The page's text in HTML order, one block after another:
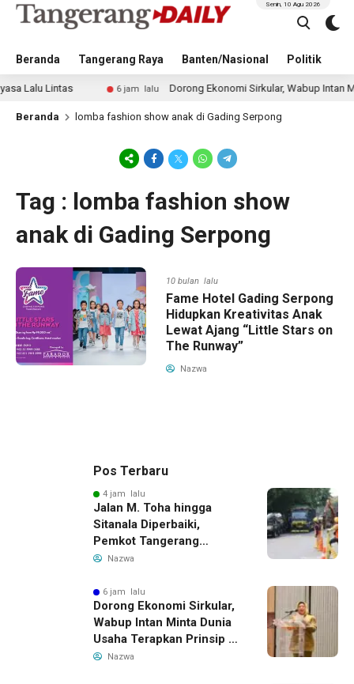
Beranda Tangerang Raya Banten/Nasional Politik
Senin, 10 Agu 2026
Lintas 6 jam lalu Dorong Ekonomi Sirkular, Wabup Intan Minta
Beranda lomba fashion show anak di Gading Serpong
Tag : lomba fashion show
anak di Gading Serpong
10 bulan lalu
Fame Hotel Gading Serpong
Hidupkan Kreativitas Anak
Lewat Ajang “Little Stars on
The Runway”
Nazwa
Pos Terbaru
4 jam lalu
Jalan M. Toha hingga
Sitanala Diperbaiki,
Pemkot Tangerang
Siapkan Rekayasa Lalu
Nazwa
6 jam lalu
Dorong Ekonomi Sirkular,
Wabup Intan Minta Dunia
Usaha Terapkan Prinsip 3R
dalam Pengelolaan Limbah
Nazwa